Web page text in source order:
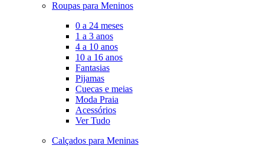
Roupas para Meninos
0 a 24 meses
1 a 3 anos
4 a 10 anos
10 a 16 anos
Fantasias
Pijamas
Cuecas e meias
Moda Praia
Acessórios
Ver Tudo
Calçados para Meninas